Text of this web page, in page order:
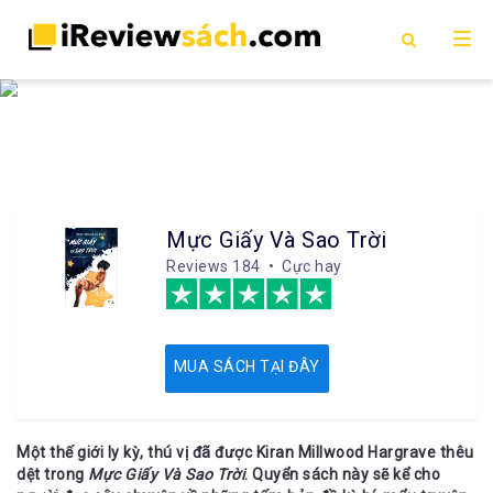
Mực Giấy Và Sao Trời
Reviews 184 • Cực hay
MUA SÁCH TẠI ĐÂY
Một thế giới ly kỳ, thú vị đã được Kiran Millwood Hargrave thêu
dệt trong Mực Giấy Và Sao Trời. Quyển sách này sẽ kể cho